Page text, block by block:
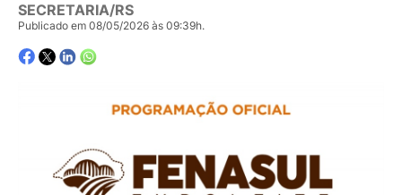
SECRETARIA/RS
Publicado em 08/05/2026 às 09:39h.